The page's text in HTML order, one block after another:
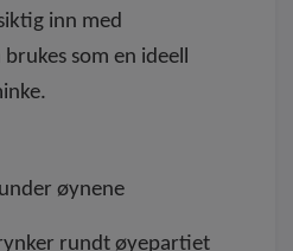
inn med
som en ideell
øynene
rundt øyepartiet